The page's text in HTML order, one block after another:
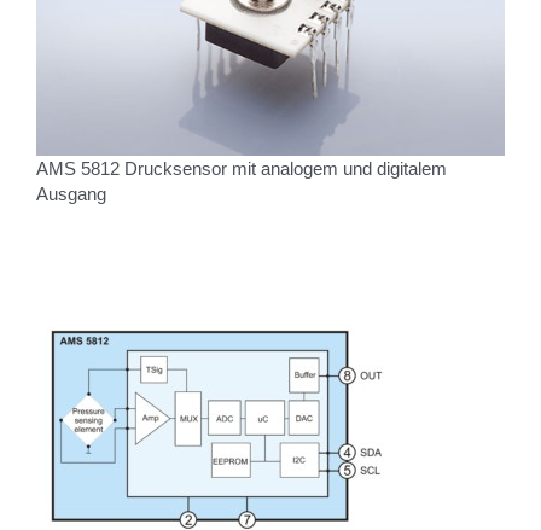
AMS 5812 Drucksensor mit analogem und digitalem
Ausgang